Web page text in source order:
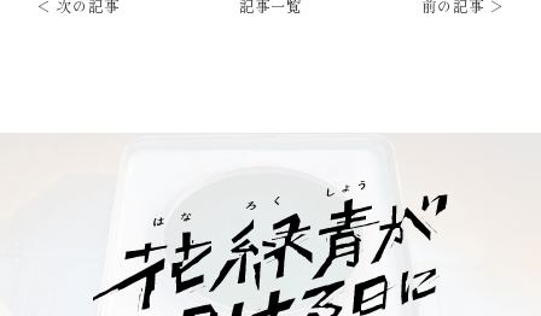
＜ 次の記事 記事一覧 前の記事 ＞